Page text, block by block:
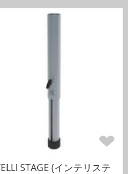
STAGE (インテリステ